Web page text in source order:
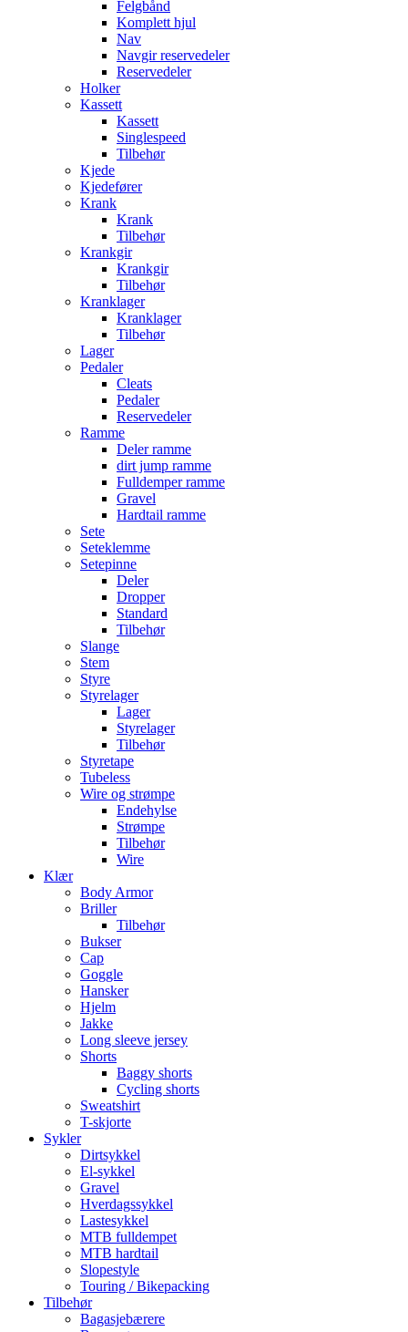
Felgbånd
Komplett hjul
Nav
Navgir reservedeler
Reservedeler
Holker
Kassett
Kassett
Singlespeed
Tilbehør
Kjede
Kjedefører
Krank
Krank
Tilbehør
Krankgir
Krankgir
Tilbehør
Kranklager
Kranklager
Tilbehør
Lager
Pedaler
Cleats
Pedaler
Reservedeler
Ramme
Deler ramme
dirt jump ramme
Fulldemper ramme
Gravel
Hardtail ramme
Sete
Seteklemme
Setepinne
Deler
Dropper
Standard
Tilbehør
Slange
Stem
Styre
Styrelager
Lager
Styrelager
Tilbehør
Styretape
Tubeless
Wire og strømpe
Endehylse
Strømpe
Tilbehør
Wire
Klær
Body Armor
Briller
Tilbehør
Bukser
Cap
Goggle
Hansker
Hjelm
Jakke
Long sleeve jersey
Shorts
Baggy shorts
Cycling shorts
Sweatshirt
T-skjorte
Sykler
Dirtsykkel
El-sykkel
Gravel
Hverdagssykkel
Lastesykkel
MTB fulldempet
MTB hardtail
Slopestyle
Touring / Bikepacking
Tilbehør
Bagasjebærere